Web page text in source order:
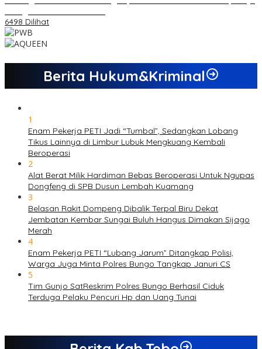
6498 Dilihat
Berita Hukum&Kriminal
1
Enam Pekerja PETI Jadi “Tumbal”, Sedangkan Lobang
Tikus Lainnya di Limbur Lubuk Mengkuang Kembali
Beroperasi
2
Alat Berat Milik Hardiman Bebas Beroperasi Untuk Ngupas
Dongfeng di SPB Dusun Lembah Kuamang
3
Belasan Rakit Dompeng Dibalik Terpal Biru Dekat
Jembatan Kembar Sungai Buluh Hangus Dimakan Sijago
Merah
4
Enam Pekerja PETI “Lubang Jarum” Ditangkap Polisi,
Warga Juga Minta Polres Bungo Tangkap Januri CS
5
Tim Gunjo SatReskrim Polres Bungo Berhasil Ciduk
Terduga Pelaku Pencuri Hp dan Uang Tunai